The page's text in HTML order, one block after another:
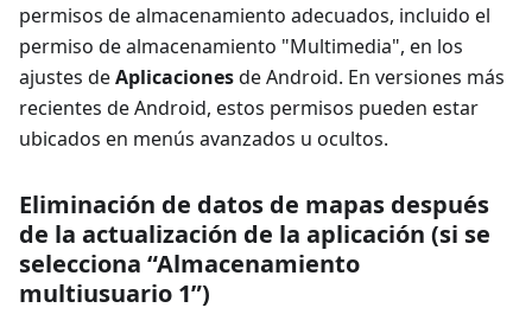
permisos de almacenamiento adecuados, incluido el
permiso de almacenamiento "Multimedia", en los
ajustes deAplicacionesde Android. En versiones más
recientes de Android, estos permisos pueden estar
ubicados en menús avanzados u ocultos.
Eliminación de datos de mapas después
de la actualización de la aplicación (si se
selecciona “Almacenamiento
multiusuario 1”)